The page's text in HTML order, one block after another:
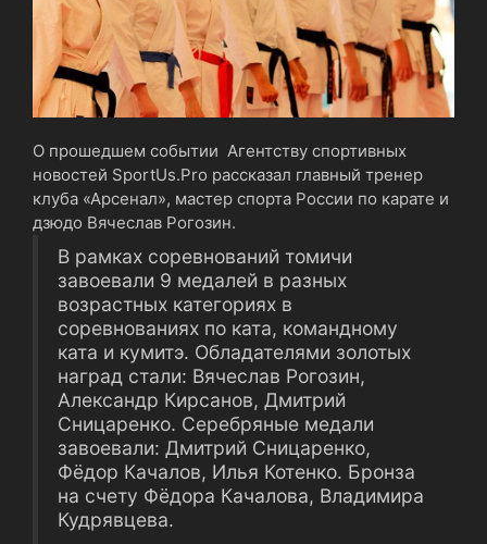
О прошедшем событии Агентству спортивных
новостей SportUs.Pro рассказал главный тренер
клуба «Арсенал», мастер спорта России по карате и
дзюдо Вячеслав Рогозин.
В рамках соревнований томичи
завоевали 9 медалей в разных
возрастных категориях в
соревнованиях по ката, командному
ката и кумитэ. Обладателями золотых
наград стали: Вячеслав Рогозин,
Александр Кирсанов, Дмитрий
Сницаренко. Серебряные медали
завоевали: Дмитрий Сницаренко,
Фёдор Качалов, Илья Котенко. Бронза
на счету Фёдора Качалова, Владимира
Кудрявцева.